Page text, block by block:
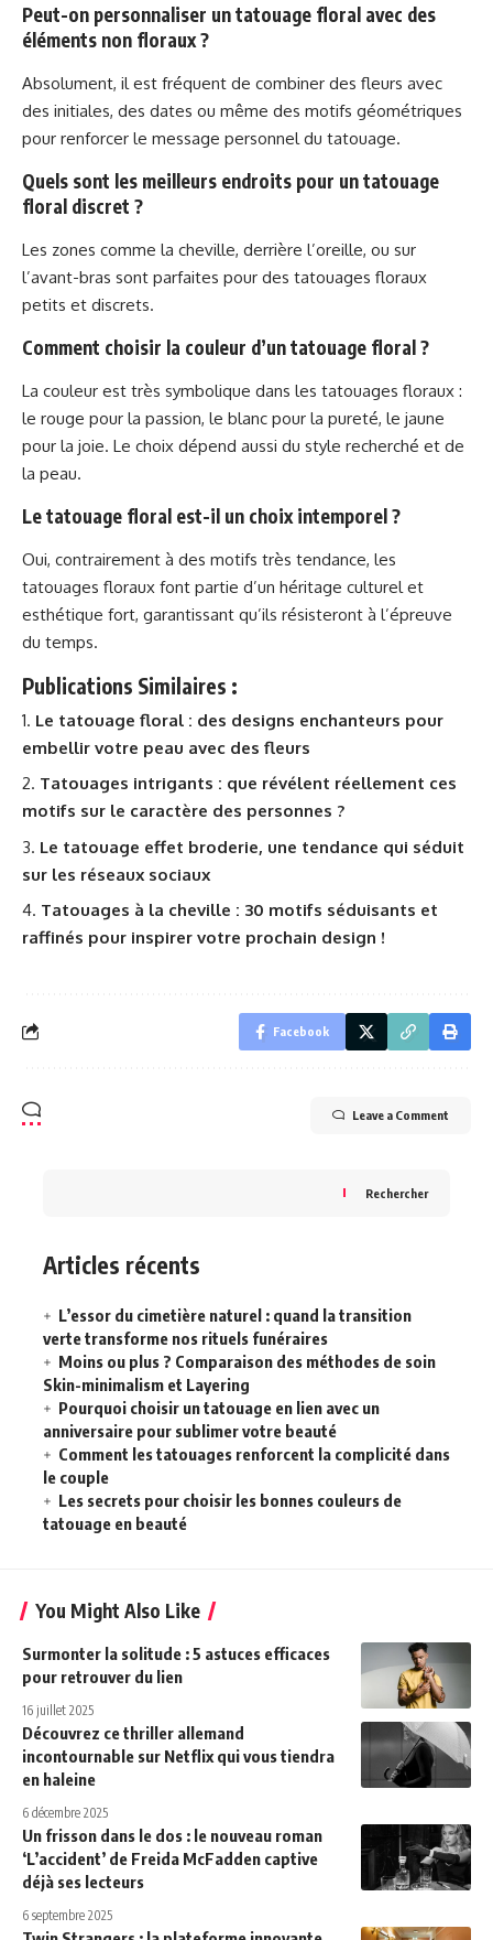
Peut-on personnaliser un tatouage floral avec des
éléments non floraux ?
Absolument, il est fréquent de combiner des fleurs avec
des initiales, des dates ou même des motifs géométriques
pour renforcer le message personnel du tatouage.
Quels sont les meilleurs endroits pour un tatouage
floral discret ?
Les zones comme la cheville, derrière l’oreille, ou sur
l’avant-bras sont parfaites pour des tatouages floraux
petits et discrets.
Comment choisir la couleur d’un tatouage floral ?
La couleur est très symbolique dans les tatouages floraux :
le rouge pour la passion, le blanc pour la pureté, le jaune
pour la joie. Le choix dépend aussi du style recherché et de
la peau.
Le tatouage floral est-il un choix intemporel ?
Oui, contrairement à des motifs très tendance, les
tatouages floraux font partie d’un héritage culturel et
esthétique fort, garantissant qu’ils résisteront à l’épreuve
du temps.
Publications Similaires :
Le tatouage floral : des designs enchanteurs pour
embellir votre peau avec des fleurs
Tatouages intrigants : que révélent réellement ces
motifs sur le caractère des personnes ?
Le tatouage effet broderie, une tendance qui séduit
sur les réseaux sociaux
Tatouages à la cheville : 30 motifs séduisants et
raffinés pour inspirer votre prochain design !
Facebook
Leave a Comment
Rechercher
Articles récents
L’essor du cimetière naturel : quand la transition
verte transforme nos rituels funéraires
Moins ou plus ? Comparaison des méthodes de soin
Skin-minimalism et Layering
Pourquoi choisir un tatouage en lien avec un
anniversaire pour sublimer votre beauté
Comment les tatouages renforcent la complicité dans
le couple
Les secrets pour choisir les bonnes couleurs de
tatouage en beauté
You Might Also Like
Surmonter la solitude : 5 astuces efficaces
pour retrouver du lien
16 juillet 2025
Découvrez ce thriller allemand
incontournable sur Netflix qui vous tiendra
en haleine
6 décembre 2025
Un frisson dans le dos : le nouveau roman
‘L’accident’ de Freida McFadden captive
déjà ses lecteurs
6 septembre 2025